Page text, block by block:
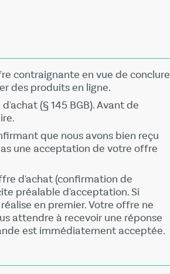
contraignante en vue de conclure
des produits en ligne.
(§ 145 BGB). Avant de
que nous avons bien reçu
une acceptation de votre offre
d'achat (confirmation de
préalable d'acceptation. Si
en premier. Votre offre ne
attendre à recevoir une réponse
est immédiatement acceptée.